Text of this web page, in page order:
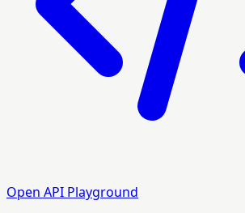
Open API Playground